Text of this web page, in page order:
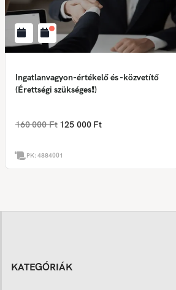
Ingatlanvagyon-értékelő és -közvetítő
(Érettségi szükséges❗)
160 000 Ft 125 000 Ft
PK:4884001
KATEGÓRIÁK